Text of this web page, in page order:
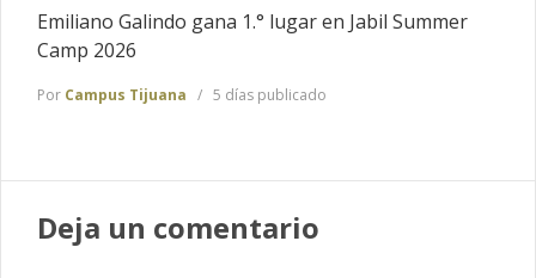
Emiliano Galindo gana 1.° lugar en Jabil Summer
Camp 2026
Por Campus Tijuana 5 días publicado
Deja un comentario